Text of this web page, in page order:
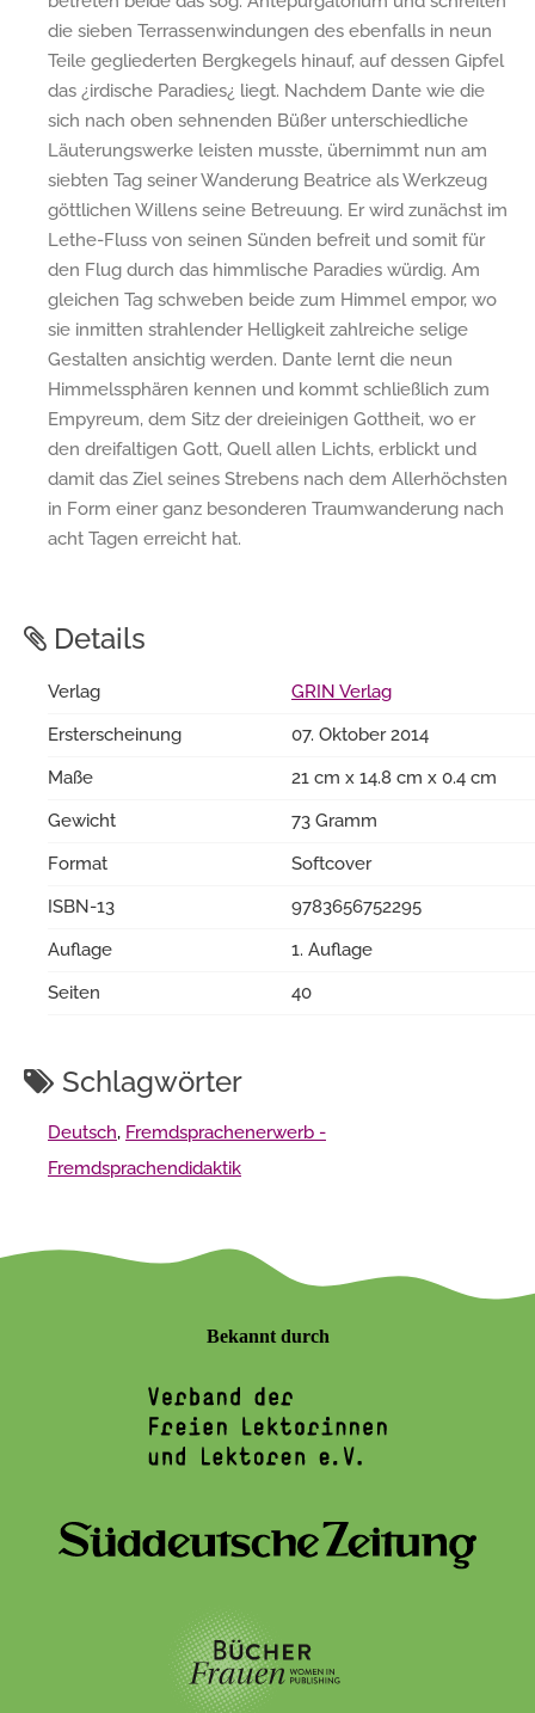
die sieben Terrassenwindungen des ebenfalls in neun
Teile gegliederten Bergkegels hinauf, auf dessen Gipfel
das ¿irdische Paradies¿ liegt. Nachdem Dante wie die
sich nach oben sehnenden Büßer unterschiedliche
Läuterungswerke leisten musste, übernimmt nun am
siebten Tag seiner Wanderung Beatrice als Werkzeug
göttlichen Willens seine Betreuung. Er wird zunächst im
Lethe-Fluss von seinen Sünden befreit und somit für
den Flug durch das himmlische Paradies würdig. Am
gleichen Tag schweben beide zum Himmel empor, wo
sie inmitten strahlender Helligkeit zahlreiche selige
Gestalten ansichtig werden. Dante lernt die neun
Himmelssphären kennen und kommt schließlich zum
Empyreum, dem Sitz der dreieinigen Gottheit, wo er
den dreifaltigen Gott, Quell allen Lichts, erblickt und
damit das Ziel seines Strebens nach dem Allerhöchsten
in Form einer ganz besonderen Traumwanderung nach
acht Tagen erreicht hat.
Details
Verlag
GRIN Verlag
Ersterscheinung
07. Oktober 2014
Maße
21 cm x 14.8 cm x 0.4 cm
Gewicht
73 Gramm
Format
Softcover
ISBN-13
9783656752295
Auflage
1. Auflage
Seiten
40
Schlagwörter
Deutsch, Fremdsprachenerwerb -
Fremdsprachendidaktik
Bekannt durch